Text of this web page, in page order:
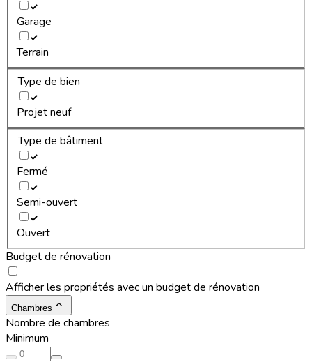
Garage
Terrain
Type de bien
Projet neuf
Type de bâtiment
Fermé
Semi-ouvert
Ouvert
Budget de rénovation
Afficher les propriétés avec un budget de rénovation
Chambres
Nombre de chambres
Minimum